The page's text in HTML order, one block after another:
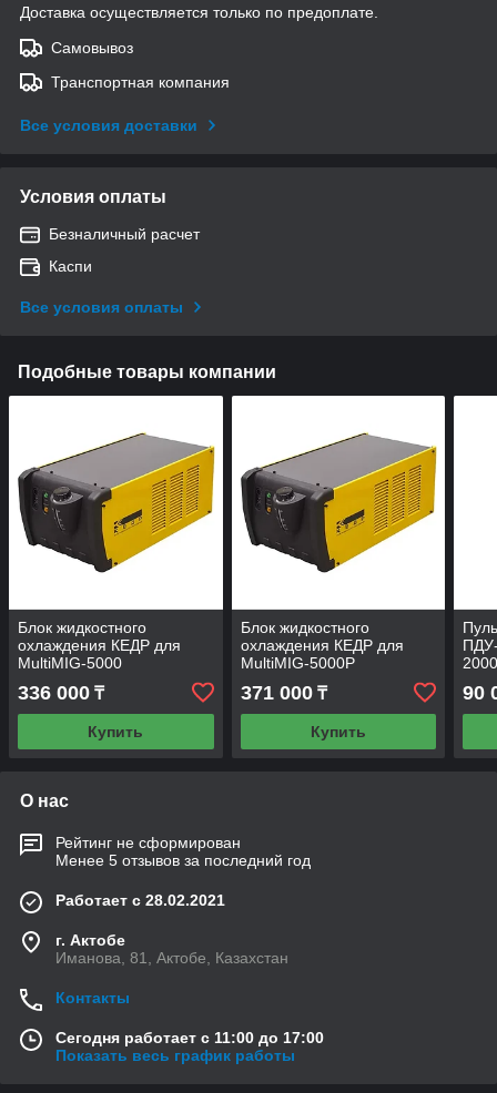
Доставка осуществляется только по предоплате.
Самовывоз
Транспортная компания
Все условия доставки
Условия оплаты
Безналичный расчет
Каспи
Все условия оплаты
Подобные товары компании
Блок жидкостного
охлаждения КЕДР для
MultiMIG-5000
336 000 ₸
Купить
Блок жидкостного
охлаждения КЕДР для
MultiMIG-5000P
371 000₸
Купить
90
О нас
Рейтинг не сформирован
Менее 5 отзывов за последний год
Работает с 28.02.2021
г. Актобе
Иманова, 81, Актобе, Казахстан
Контакты
Сегодня работает с 11:00 до 17:00
Показать весь график работы